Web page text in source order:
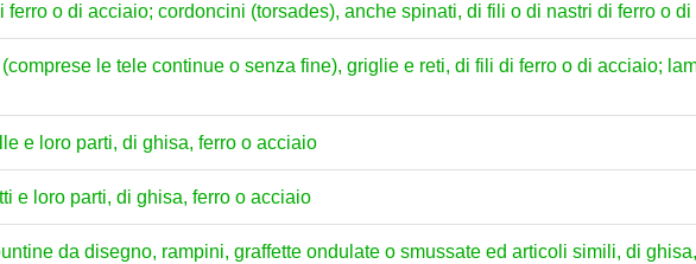
ferro o di acciaio; cordoncini (torsades), anche spinati, di fili o di nastri di ferro o
le tele continue o senza fine), griglie e reti, di fili di ferro o di acciaio;
e loro parti, di ghisa, ferro o acciaio
e loro parti, di ghisa, ferro o acciaio
da disegno, rampini, graffette ondulate o smussate ed articoli simili, di